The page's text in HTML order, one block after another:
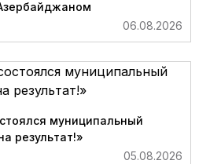
06.08.2026
муниципальный
результат!»
05.08.2026